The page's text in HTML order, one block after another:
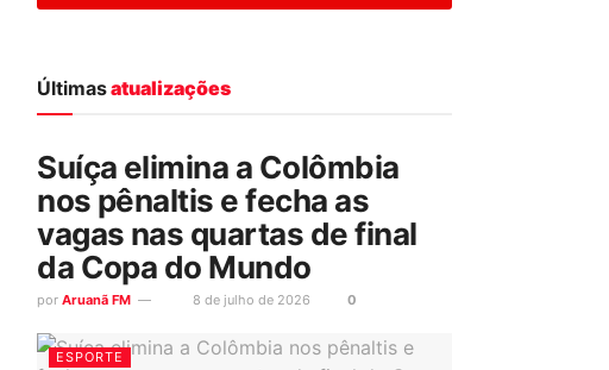
Últimasatualizações
Suíça elimina a Colômbia
nos pênaltis e fecha as
vagas nas quartas de final
da Copa do Mundo
por Aruanã FM 8 de julho de 2026 0
ESPORTE